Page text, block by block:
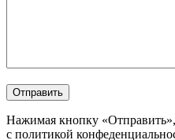
Нажимая кнопку
с политикой